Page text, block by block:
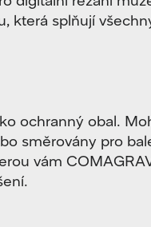
která splňují
ochranný obal.
směrovány pro
vám